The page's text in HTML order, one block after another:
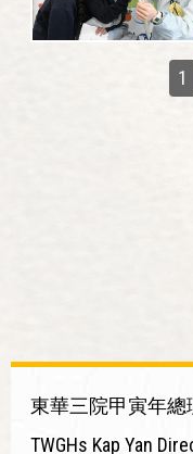
1
東華三院甲寅年總
TWGHs Kap Yan